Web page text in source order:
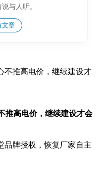
与人听。
文章
推高电价，继续建设才会